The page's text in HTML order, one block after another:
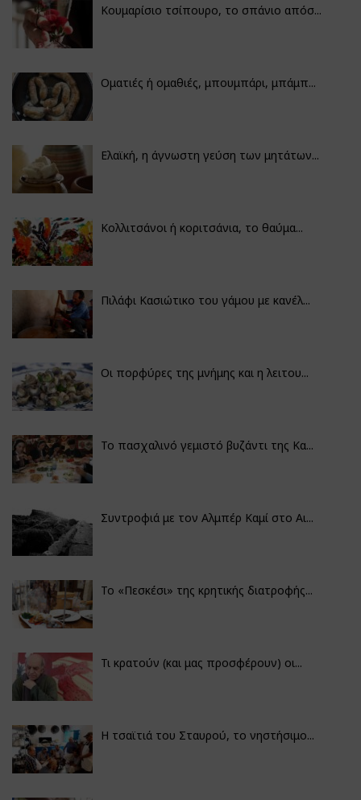
Κουμαρίσιο τσίπουρο, το σπάνιο απόσ...
Οματιές ή ομαθιές, μπουμπάρι, μπάμπ...
Ελαϊκή, η άγνωστη γεύση των μητάτων...
Κολλιτσάνοι ή κοριτσάνια, το θαύμα...
Πιλάφι Κασιώτικο του γάμου με κανέλ...
Οι πορφύρες της μνήμης και η λειτου...
Το πασχαλινό γεμιστό βυζάντι της Κα...
Συντροφιά με τον Αλμπέρ Καμί στο Αι...
Το «Πεσκέσι» της κρητικής διατροφής...
Τι κρατούν (και μας προσφέρουν) οι...
Η τσαϊτιά του Σταυρού, το νηστήσιμο...